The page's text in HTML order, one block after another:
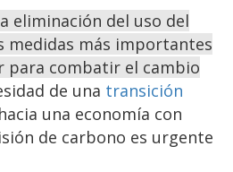
eliminación del uso del
medidas más importantes
para combatir el cambio
de una transición
una economía con
de carbono es urgente